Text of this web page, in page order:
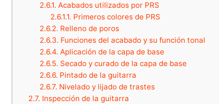
2.6.1. Acabados utilizados por PRS
2.6.1.1. Primeros colores de PRS
2.6.2. Relleno de poros
2.6.3. Funciones del acabado y su función tonal
2.6.4. Aplicación de la capa de base
2.6.5. Secado y curado de la capa de base
2.6.6. Pintado de la guitarra
2.6.7. Nivelado y lijado de trastes
2.7. Inspección de la guitarra